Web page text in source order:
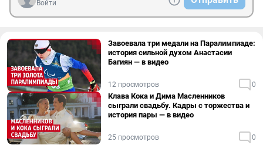
Войти
Завоевала три медали на Паралимпиаде:
история сильной духом Анастасии
Багиян — в видео
12 просмотров 0
Клава Кока и Дима Масленников
сыграли свадьбу. Кадры с торжества и
история пары — в видео
25 просмотров 0